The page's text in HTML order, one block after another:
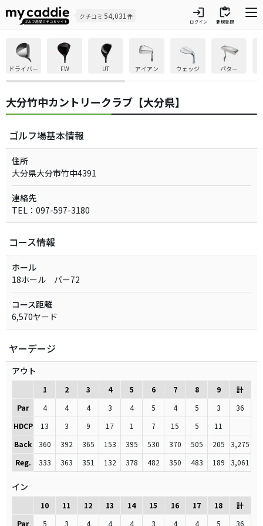
クチコミ 54,031 件 login
ログイン
inventory
新規登録
ドライバー FW UT アイアン ウェッジ パター
大分竹中カントリークラブ【大分県】
ゴルフ場基本情報
住所
大分県大分市竹中4391
連絡先
TEL：097-597-3180
コース情報
ホール
18ホール パー72
コース距離
6,570ヤード
ヤーデージ
アウト
1 2 3 4 5 6 7 8 9
計
Par
4 4 4 3 4 5 4 5 3
36
HDCP
13 3 9 17 1 7 15 5
11
Back
360 392 365 153 395 530 370 505 205
3,275
Reg.
333 363 351 132 378 482 350 483 189 3,061
イン
10 11 12 13 14 15 16 17 18
計
Par
5 3 4 4 4 3 4 4 5
36